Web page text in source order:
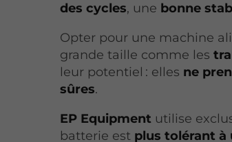
des cycles, une bonne
Opter pour une machine
grande taille comme les
leur potentiel : elles ne
sûres.
EP Equipment utilise
batterie est plus tolérant à